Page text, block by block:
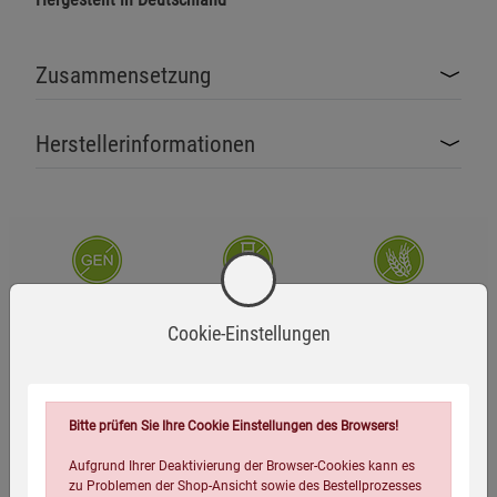
Zusammensetzung
Herstellerinformationen
Zusatzstofffrei
Zutaten
Cookie-Einstellungen
Bitte prüfen Sie Ihre Cookie Einstellungen des Browsers!
Aufgrund Ihrer Deaktivierung der Browser-Cookies kann es
zu Problemen der Shop-Ansicht sowie des Bestellprozesses